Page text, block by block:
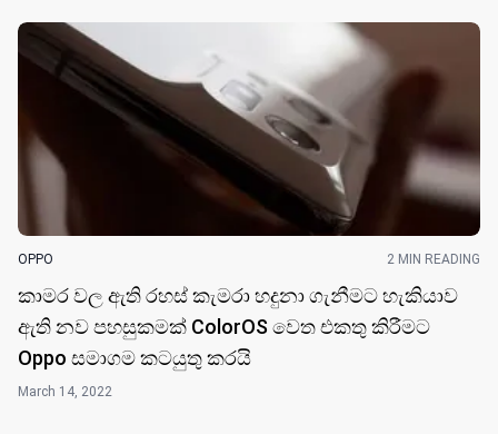
OPPO 2 MIN READING
කාමර වල ඇති රහස් කැමරා හදුනා ගැනීමට හැකියාව
ඇති නව පහසුකමක් ColorOS වෙත එකතු කිරීමට
Oppo සමාගම කටයුතු කර​යි
March 14, 2022